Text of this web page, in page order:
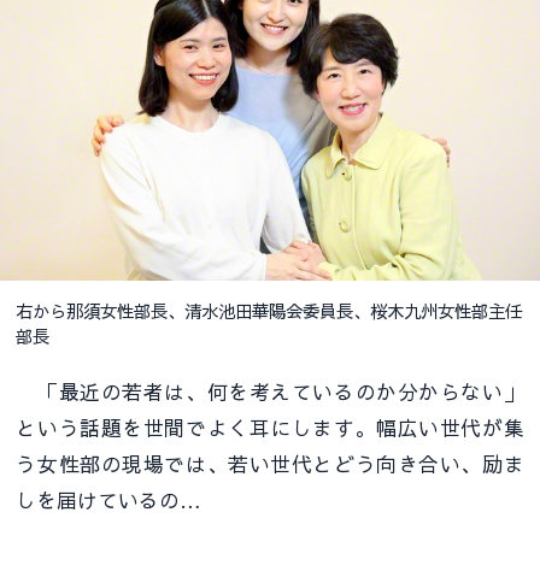
右から那須女性部長、清水池田華陽会委員長、桜木九州女性部主任
部長
「最近の若者は、何を考えているのか分からない」
という話題を世間でよく耳にします。幅広い世代が集
う女性部の現場では、若い世代とどう向き合い、励ま
しを届けているの…